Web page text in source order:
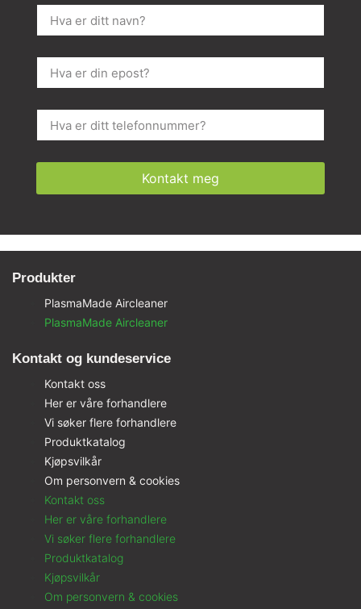
Kontakt meg
Produkter
PlasmaMade Aircleaner
PlasmaMade Aircleaner
Kontakt og kundeservice
Kontakt oss
Her er våre forhandlere
Vi søker flere forhandlere
Produktkatalog
Kjøpsvilkår
Om personvern & cookies
Kontakt oss
Her er våre forhandlere
Vi søker flere forhandlere
Produktkatalog
Kjøpsvilkår
Om personvern & cookies